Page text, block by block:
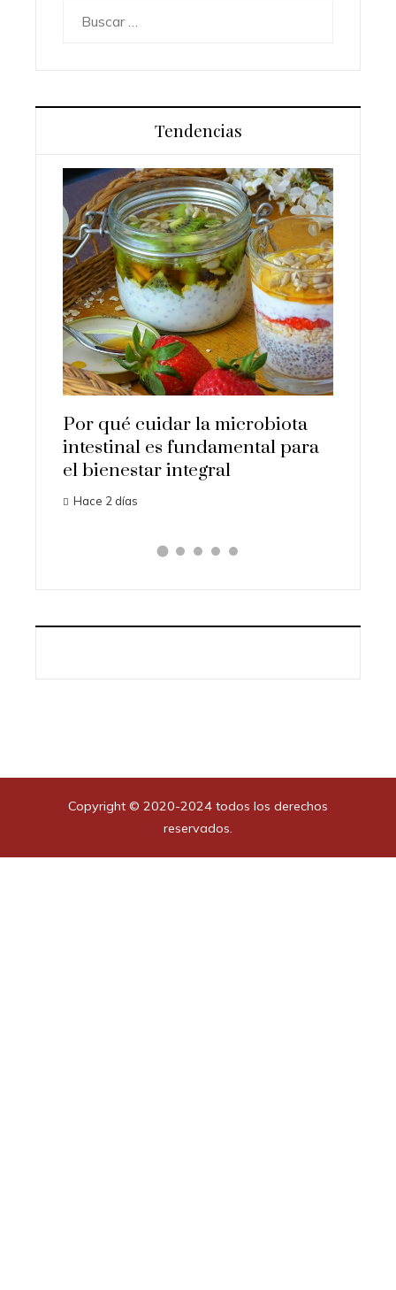
Tendencias
Por qué cuidar la microbiota
intestinal es fundamental para
el bienestar integral
Hace 2 días
Los 10
que
humana
Copyright © 2020-2024 todos los derechos
reservados.